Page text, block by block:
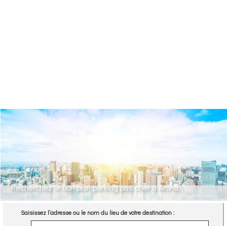
Recherchez le bon plan parking pas cher à Arona.
Saisissez l’adresse ou le nom du lieu de votre destination :